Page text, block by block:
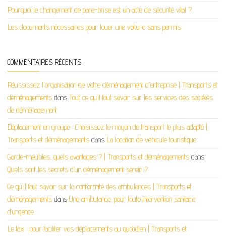
Pourquoi le changement de pare-brise est un acte de sécurité vital ?
Les documents nécessaires pour louer une voiture sans permis
COMMENTAIRES RÉCENTS
Réussissez l'organisation de votre déménagement d'entreprise | Transports et
déménagements dans Tout ce qu’il faut savoir sur les services des sociétés
de déménagement
Déplacement en groupe : Choisissez le moyen de transport le plus adapté |
Transports et déménagements dans La location de véhicule touristique
Garde-meubles, quels avantages ? | Transports et déménagements dans
Quels sont les secrets d’un déménagement serein ?
Ce qu'il faut savoir sur la conformité des ambulances | Transports et
déménagements dans Une ambulance, pour toute intervention sanitaire
d’urgence
Le taxi : pour faciliter vos déplacements au quotidien | Transports et